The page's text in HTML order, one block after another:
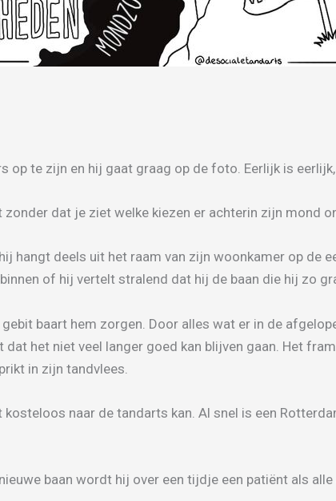
op te zijn en hij gaat graag op de foto. Eerlijk is
zonder dat je ziet welke kiezen er achterin zijn mond
hangt deels uit het raam van zijn woonkamer op de
of hij vertelt stralend dat hij de baan die hij zo
baart hem zorgen. Door alles wat er in de
dat het niet veel langer goed kan blijven gaan. Het
in zijn tandvlees.
naar de tandarts kan. Al snel is een
baan wordt hij over een tijdje een patiënt als